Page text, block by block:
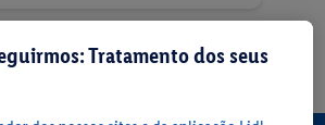
Tratamento dos seus